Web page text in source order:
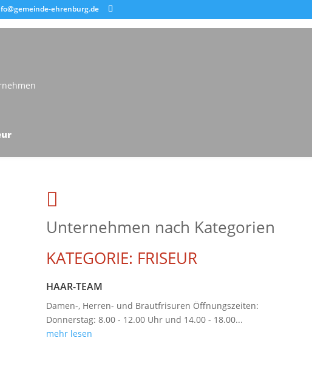
ehrenburg.de

Unternehmen nach Kategorien
KATEGORIE: FRISEUR
HAAR-TEAM
Damen-, Herren- und Brautfrisuren Öffnungszeiten:
Donnerstag: 8.00 - 12.00 Uhr und 14.00 - 18.00...
mehr lesen